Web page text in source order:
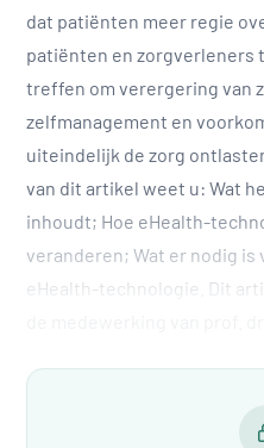
dat patiënten meer regie
patiënten en zorgverleners
treffen om verergering van
zelfmanagement en
uiteindelijk de zorg
van dit artikel weet u: Wat
inhoudt; Hoe eHealth-
veranderen; Wat er nodig is
eHealth-technologie. Dit